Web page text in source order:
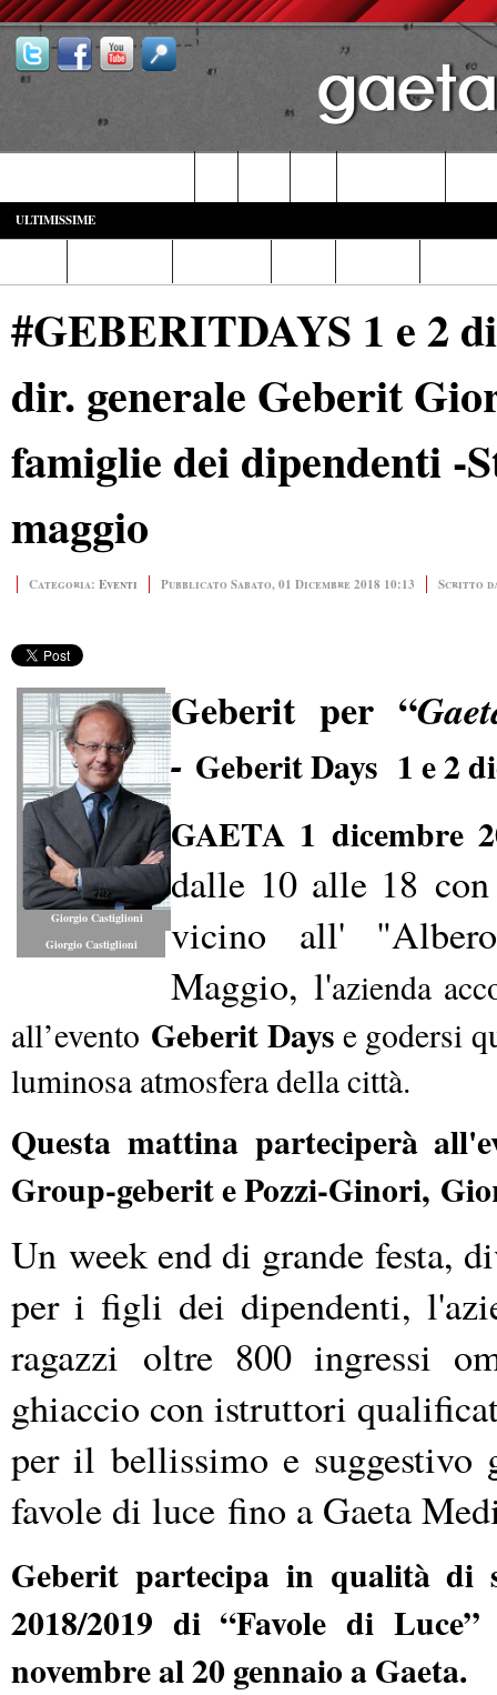
ULTIMISSIME
#GEBERITDAYS 1 e 2
dir. generale Geberit
famiglie dei dipendenti -
maggio
Categoria: Eventi Pubblicato Sabato, 01 Dicembre 2018 10:13 Scritto
Giorgio Castiglioni
Giorgio Castiglioni
Geberit per “
- Geberit Days 1 e 2
GAETA 1 dicembre
dalle 10 alle 18
vicino all'
Maggio, l'azienda
all’evento Geberit Days e godersi
luminosa atmosfera della città.
Questa mattina parteciperà
Group-geberit e Pozzi-Ginori,
Unweek end di grande festa,
per i figli dei dipendenti,
ragazzi oltre 800 ingressi
ghiaccio con istruttori
per il bellissimo e
favole di luce fino a Gaeta
Geberit partecipa in qualità di
2018/2019 di “Favole di
novembre al 20 gennaio a Gaeta.